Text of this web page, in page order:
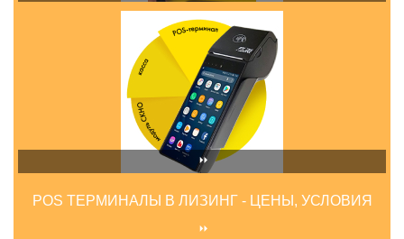
POS ТЕРМИНАЛЫ В ЛИЗИНГ - ЦЕНЫ, УСЛОВИЯ